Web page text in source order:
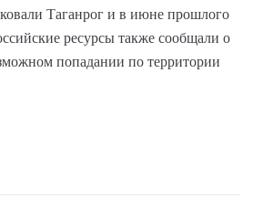
Таганрог и в июне прошлого
ресурсы также сообщали о
попадании по территории